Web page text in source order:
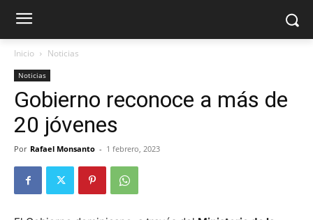
Inicio Noticias
Noticias
Gobierno reconoce a más de
20 jóvenes
Por Rafael Monsanto - 1 febrero, 2023